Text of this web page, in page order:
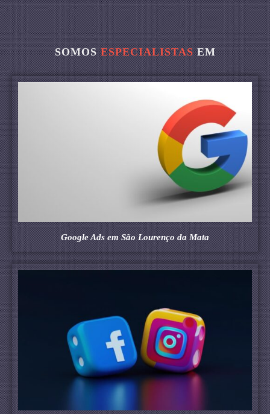
SOMOSESPECIALISTASEM
Google Ads em São Lourenço da Mata